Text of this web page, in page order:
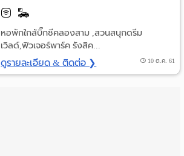
หอพักใกล้บิ๊กซีคลองสาม ,สวนสนุกดรีม
เวิลด์,ฟิวเจอร์พาร์ค รังสิค...
ดูรายละเอียด & ติดต่อ ❯ 10 ต.ค. 61